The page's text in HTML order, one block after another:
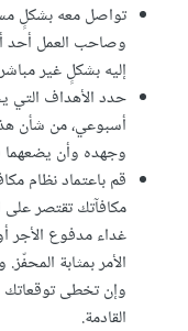
تواصل معه بشكلٍ
وصاحب العمل أحد
إليه بشكلٍ غير
حدد الأهداف
أسبوعي، من شأن
وجهده وأن يضعهما
قم باعتماد نظام
مكافآتك تقتصر
غداء مدفوع الأجر
الأمر بمثابة
وإن تخطى توقعاتك
القادمة.